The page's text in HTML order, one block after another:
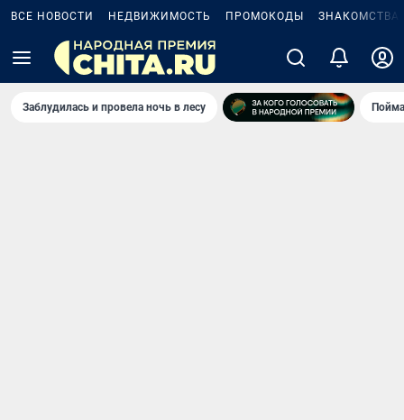
ВСЕ НОВОСТИ НЕДВИЖИМОСТЬ ПРОМОКОДЫ ЗНАКОМСТВА
Заблудилась и провела ночь в лесу